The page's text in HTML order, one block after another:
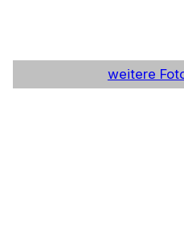
weitere